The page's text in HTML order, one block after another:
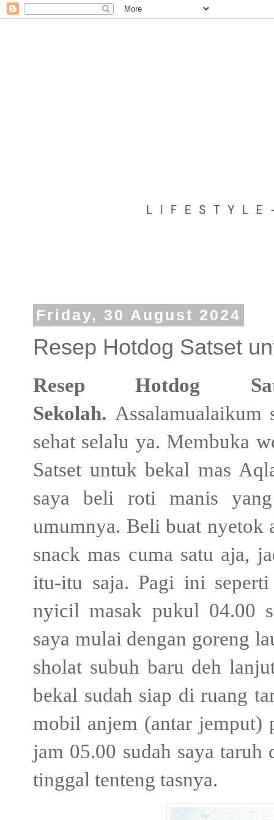
Friday, 30 August 2024
Resep Hotdog Satset
Resep Hotdog
Sekolah. Assalamualaikum
sehat selalu ya. Membuka
Satset untuk bekal mas
saya beli roti manis
umumnya. Beli buat nyetok
snack mas cuma satu aja,
itu-itu saja. Pagi ini
nyicil masak pukul 04.00
saya mulai dengan goreng
sholat subuh baru deh
bekal sudah siap di ruang
mobil anjem (antar jemput)
jam 05.00 sudah saya
tinggal tenteng tasnya.